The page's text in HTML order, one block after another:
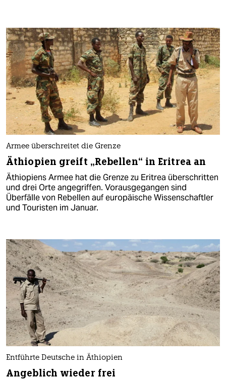
Armee überschreitet die Grenze
Äthiopien greift „Rebellen“ in Eritrea an
Äthiopiens Armee hat die Grenze zu Eritrea überschritten
und drei Orte angegriffen. Vorausgegangen sind
Überfälle von Rebellen auf europäische Wissenschaftler
und Touristen im Januar.
Entführte Deutsche in Äthiopien
Angeblich wieder frei